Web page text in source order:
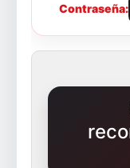
Contraseña: